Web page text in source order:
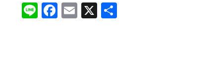
Li F
E
X